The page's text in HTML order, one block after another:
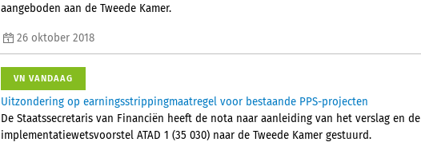
aangeboden aan de Tweede Kamer.​
26 oktober 2018
VN VANDAAG
Uitzondering op earningsstrippingmaatregel voor bestaande PPS-projecten
De Staatssecretaris van Financiën heeft de nota naar aanleiding van het verslag en
implementatiewetsvoorstel ATAD 1 (35 030) naar de Tweede Kamer gestuurd.